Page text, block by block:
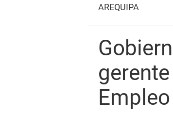
AREQUIPA
Empleo